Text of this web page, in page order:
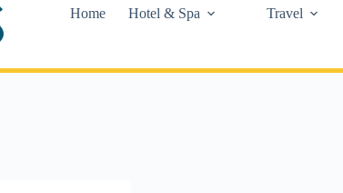
Home Hotel & Spa Travel